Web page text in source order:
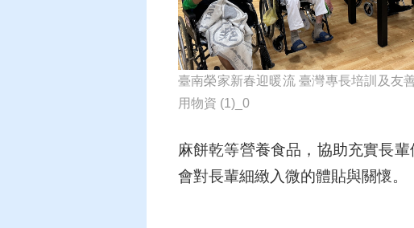
臺南榮家新春迎暖流 臺灣專長培訓及友
用物資 (1)_0
麻餅乾等營養食品，協助充實長
會對長輩細緻入微的體貼與關懷。